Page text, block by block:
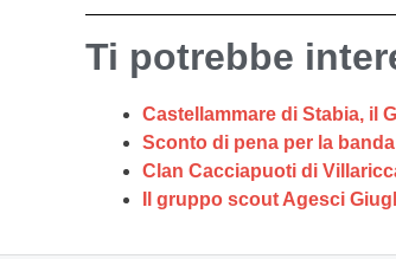
Ti potrebbe
Castellammare di Stabia, il
Sconto di pena per la
Clan Cacciapuoti di
Il gruppo scout Agesci